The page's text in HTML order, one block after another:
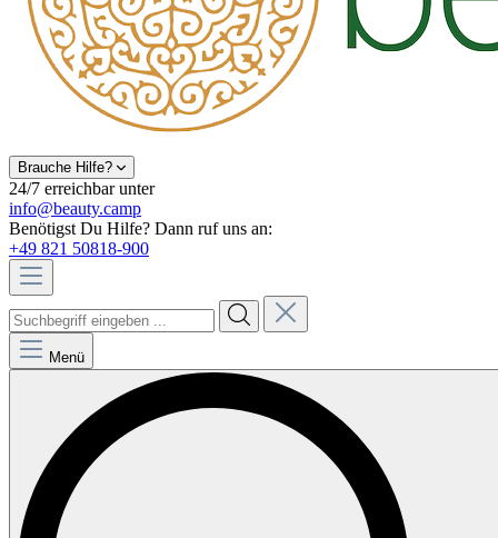
Brauche Hilfe?
24/7 erreichbar unter
info@beauty.camp
Benötigst Du Hilfe? Dann ruf uns an:
+49 821 50818-900
Menü